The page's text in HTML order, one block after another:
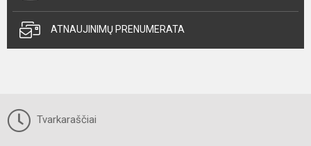
ATNAUJINIMŲ PRENUMERATA
Tvarkaraščiai